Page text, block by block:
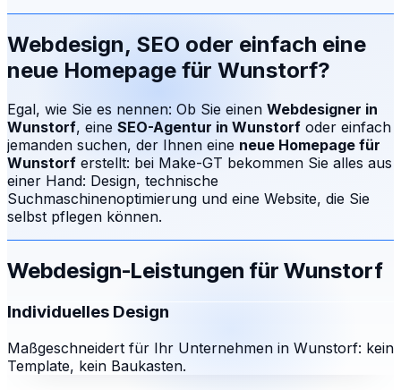
Webdesign, SEO oder einfach eine
neue Homepage für Wunstorf?
Egal, wie Sie es nennen: Ob Sie einen Webdesigner in
Wunstorf, eine SEO-Agentur in Wunstorf oder einfach
jemanden suchen, der Ihnen eine neue Homepage für
Wunstorf erstellt: bei Make-GT bekommen Sie alles aus
einer Hand: Design, technische
Suchmaschinenoptimierung und eine Website, die Sie
selbst pflegen können.
Webdesign-Leistungen für Wunstorf
Individuelles Design
Maßgeschneidert für Ihr Unternehmen in Wunstorf: kein
Template, kein Baukasten.